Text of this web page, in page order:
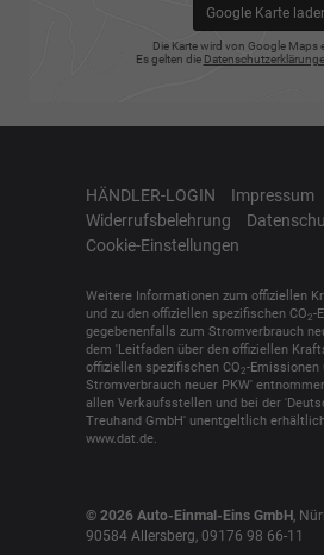
Google Karte
Die Karte wird von Google Maps
Es gelten die
HÄNDLER-LOGIN Impressum
Widerrufsbelehrung
Cookie-Einstellungen
Weitere Informationen zum offiziellen
und zu den offiziellen spezifischen CO2-
gegebenenfalls zum Stromverbrauch
dem 'Leitfaden über den offiziellen
offiziellen spezifischen CO2-Emissionen
Stromverbrauch neuer PKW'
allen Verkaufsstellen und bei der
Treuhand GmbH' unentgeltlich
www.dat.de.
© 2026 Auto-Einmal-Eins GmbH,
90584 Allersberg, 09176 98 66-11